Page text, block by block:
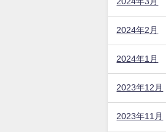
2024年2月
2024年1月
2023年12月
2023年11月